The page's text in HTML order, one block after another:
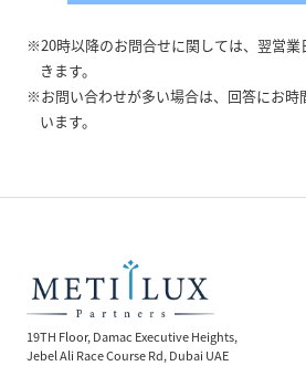
※20時以降のお問合せに関しては、翌営
きます。
※お問い合わせが多い場合は、回答にお時
います。
19TH Floor, Damac Executive Heights,
Jebel Ali Race Course Rd, Dubai UAE